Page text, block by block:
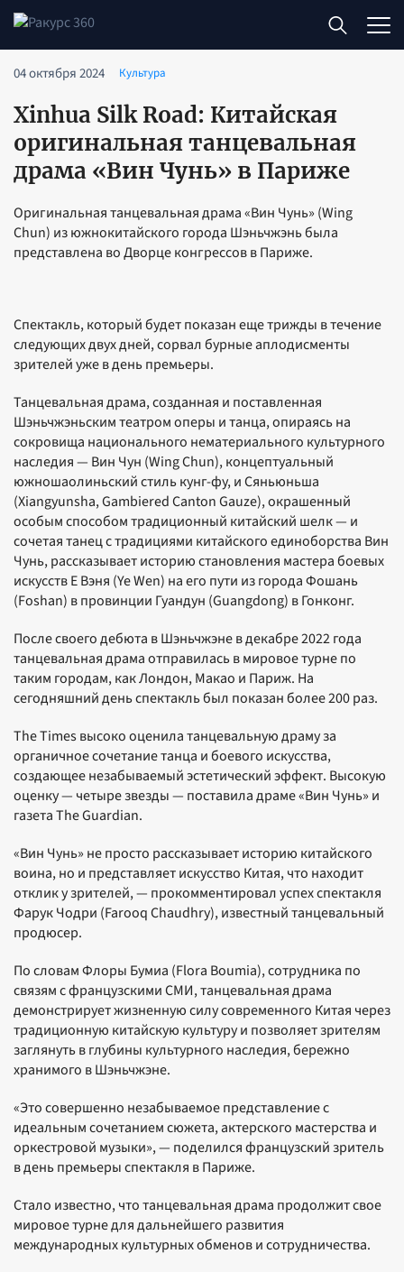
04 октября 2024 Культура
Xinhua Silk Road: Китайская
оригинальная танцевальная
драма «Вин Чунь» в Париже
Оригинальная танцевальная драма «Вин Чунь» (Wing
Chun) из южнокитайского города Шэньчжэнь была
представлена во Дворце конгрессов в Париже.
Спектакль, который будет показан еще трижды в течение
следующих двух дней, сорвал бурные аплодисменты
зрителей уже в день премьеры.
Танцевальная драма, созданная и поставленная
Шэньчжэньским театром оперы и танца, опираясь на
сокровища национального нематериального культурного
наследия — Вин Чун (Wing Chun), концептуальный
южношаолиньский стиль кунг-фу, и Сяньюньша
(Xiangyunsha, Gambiered Canton Gauze), окрашенный
особым способом традиционный китайский шелк — и
сочетая танец с традициями китайского единоборства Вин
Чунь, рассказывает историю становления мастера боевых
искусств Е Вэня (Ye Wen) на его пути из города Фошань
(Foshan) в провинции Гуандун (Guangdong) в Гонконг.
После своего дебюта в Шэньчжэне в декабре 2022 года
танцевальная драма отправилась в мировое турне по
таким городам, как Лондон, Макао и Париж. На
сегодняшний день спектакль был показан более 200 раз.
The Times высоко оценила танцевальную драму за
органичное сочетание танца и боевого искусства,
создающее незабываемый эстетический эффект. Высокую
оценку — четыре звезды — поставила драме «Вин Чунь» и
газета The Guardian.
«Вин Чунь» не просто рассказывает историю китайского
воина, но и представляет искусство Китая, что находит
отклик у зрителей, — прокомментировал успех спектакля
Фарук Чодри (Farooq Chaudhry), известный танцевальный
продюсер.
По словам Флоры Бумиа (Flora Boumia), сотрудника по
связям с французскими СМИ, танцевальная драма
демонстрирует жизненную силу современного Китая через
традиционную китайскую культуру и позволяет зрителям
заглянуть в глубины культурного наследия, бережно
хранимого в Шэньчжэне.
«Это совершенно незабываемое представление с
идеальным сочетанием сюжета, актерского мастерства и
оркестровой музыки», — поделился французский зритель
в день премьеры спектакля в Париже.
Стало известно, что танцевальная драма продолжит свое
мировое турне для дальнейшего развития
международных культурных обменов и сотрудничества.